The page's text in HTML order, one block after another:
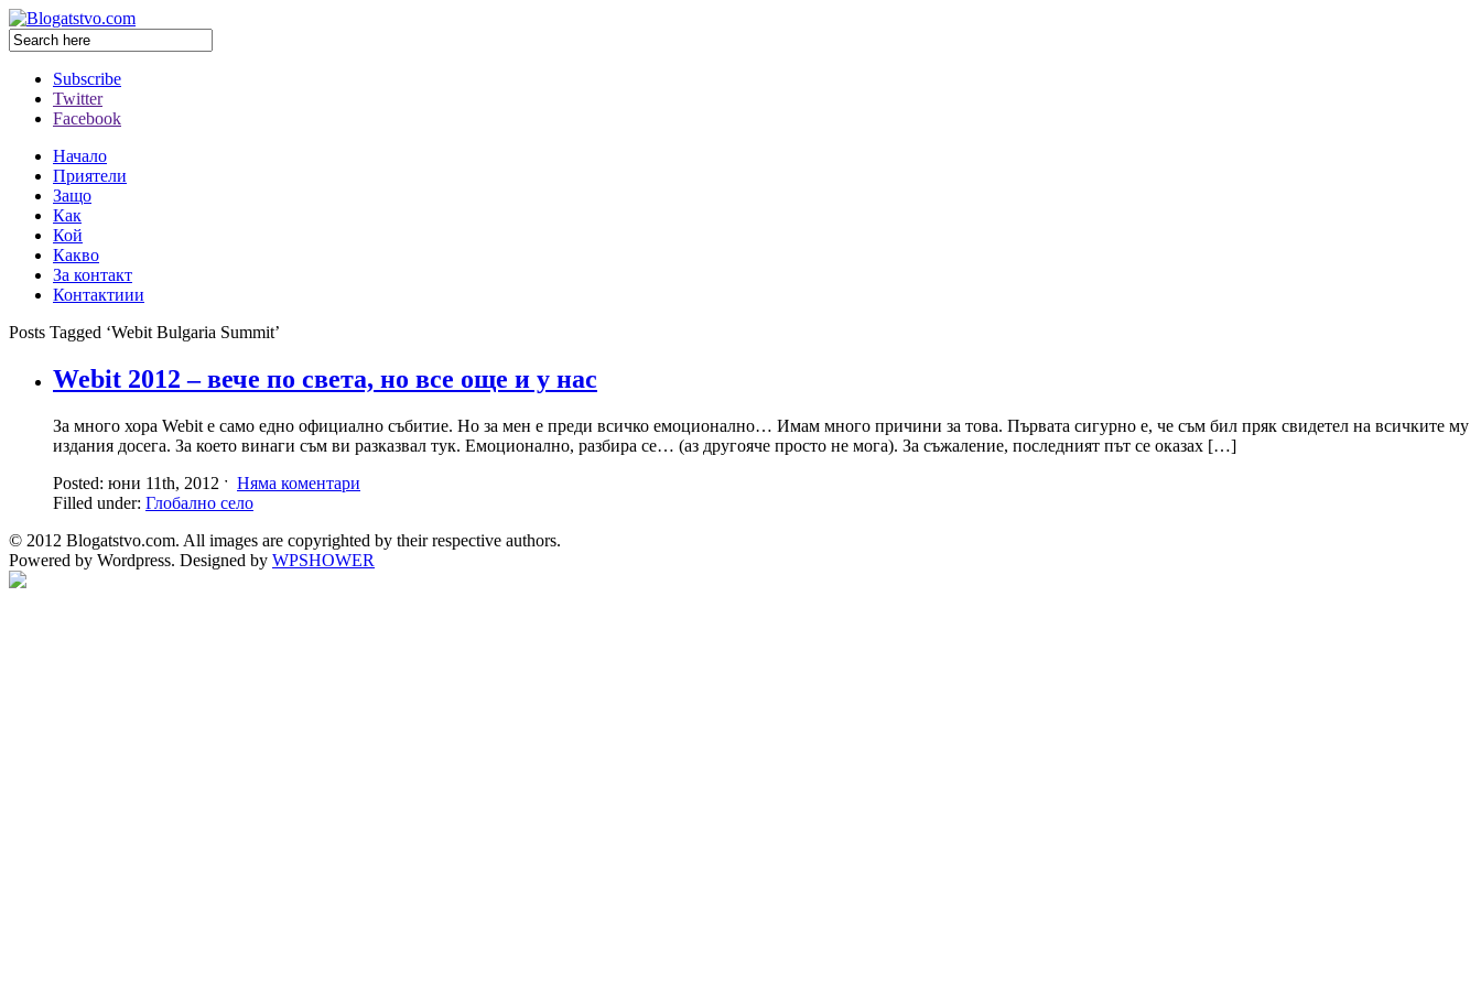
Subscribe
Twitter
Facebook
Начало
Приятели
Защо
Как
Кой
Какво
За контакт
Контактиии
Posts Tagged ‘Webit Bulgaria Summit’
Webit 2012 – вече по света, но все още и у нас
За много хора Webit е само едно официално събитие. Но за мен е преди всичко емоционално… Имам много причини за това. Първата сигурно е, че съм бил пряк свидетел на всичките му
издания досега. За което винаги съм ви разказвал тук. Емоционално, разбира се… (аз другояче просто не мога). За съжаление, последният път се оказах […]
Posted: юни 11th, 2012 ˑ Няма коментари
Filled under: Глобално село
© 2012 Blogatstvo.com. All images are copyrighted by their respective authors.
Powered by Wordpress. Designed by WPSHOWER